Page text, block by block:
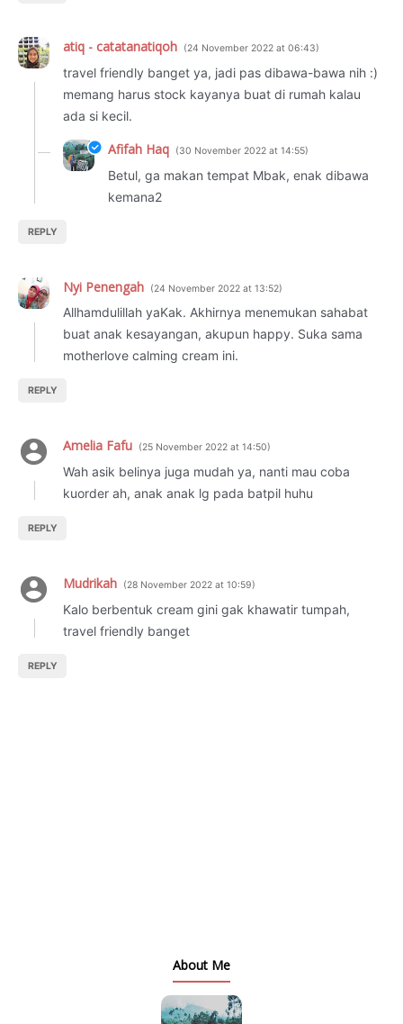
atiq - catatanatiqoh 24 November 2022 at 06:43
travel friendly banget ya, jadi pas dibawa-bawa nih :)
memang harus stock kayanya buat di rumah kalau
ada si kecil.
REPLY
Afifah Haq 30 November 2022 at 14:55
Betul, ga makan tempat Mbak, enak dibawa
kemana2
Nyi Penengah 24 November 2022 at 13:52
Allhamdulillah yaKak. Akhirnya menemukan sahabat
buat anak kesayangan, akupun happy. Suka sama
motherlove calming cream ini.
REPLY
Amelia Fafu 25 November 2022 at 14:50
Wah asik belinya juga mudah ya, nanti mau coba
kuorder ah, anak anak lg pada batpil huhu
REPLY
Mudrikah 28 November 2022 at 10:59
Kalo berbentuk cream gini gak khawatir tumpah,
travel friendly banget
REPLY
About Me